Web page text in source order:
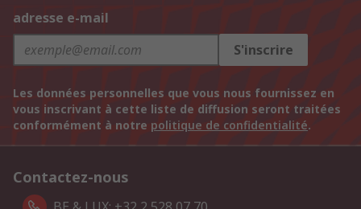
adresse e-mail
S'inscrire
Les données personnelles que vous nous fournissez en
vous inscrivant à cette liste de diffusion seront traitées
conformément à notre politique de confidentialité.
Contactez-nous